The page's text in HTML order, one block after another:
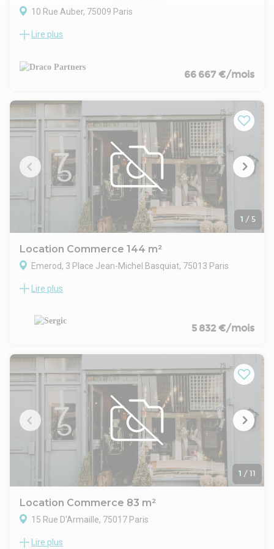
10 Rue Auber, 75009 Paris
Local commercial au pied d'un immeuble mixte bureau et
Lire plus
66 667 €/mois
1 / 5
Location Commerce 144 m²
Emerod, 3 Place Jean-Michel Basquiat, 75013 Paris
Un local commercial à la location à proximité immédiate de la
Lire plus
5 832 €/mois
1 / 11
Location Commerce 83 m²
15 Rue D'Armaille, 75017 Paris
Dans le quartier très recherché entre la place de l'Étoile,
Lire plus